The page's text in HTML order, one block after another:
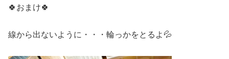
🍀おまけ🍀
線から出ないように・・・輪っかをとるよ💦